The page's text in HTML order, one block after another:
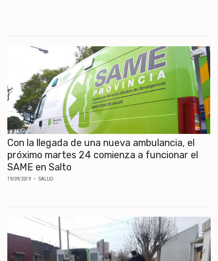
Con la llegada de una nueva ambulancia, el
próximo martes 24 comienza a funcionar el
SAME en Salto
19/09/2019 • SALUD